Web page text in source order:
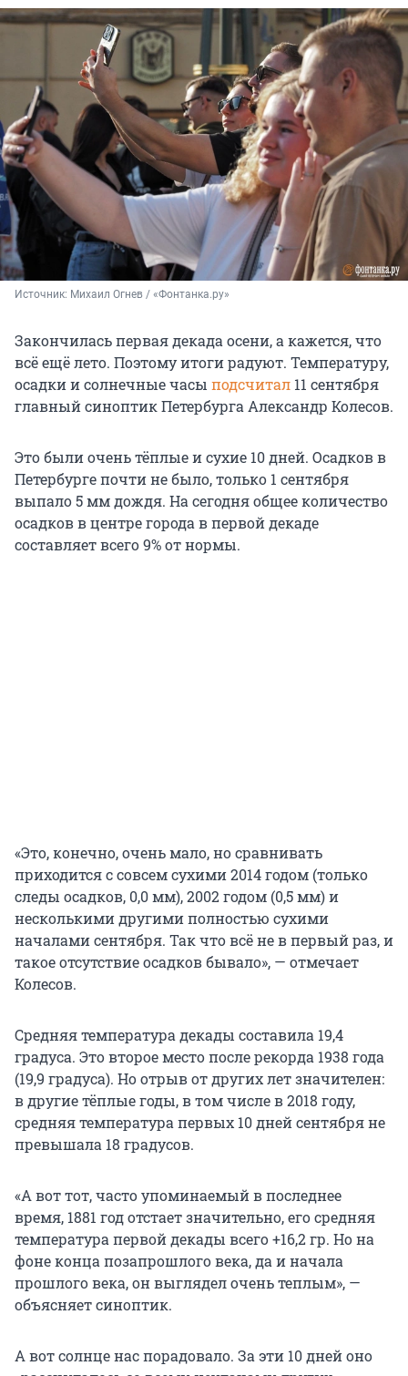
Источник: Михаил Огнев / «Фонтанка.ру»
Закончилась первая декада осени, а кажется, что
всё ещё лето. Поэтому итоги радуют. Температуру,
осадки и солнечные часы подсчитал 11 сентября
главный синоптик Петербурга Александр Колесов.
Это были очень тёплые и сухие 10 дней. Осадков в
Петербурге почти не было, только 1 сентября
выпало 5 мм дождя. На сегодня общее количество
осадков в центре города в первой декаде
составляет всего 9% от нормы.
«Это, конечно, очень мало, но сравнивать
приходится с совсем сухими 2014 годом (только
следы осадков, 0,0 мм), 2002 годом (0,5 мм) и
несколькими другими полностью сухими
началами сентября. Так что всё не в первый раз, и
такое отсутствие осадков бывало», — отмечает
Колесов.
Средняя температура декады составила 19,4
градуса. Это второе место после рекорда 1938 года
(19,9 градуса). Но отрыв от других лет значителен:
в другие тёплые годы, в том числе в 2018 году,
средняя температура первых 10 дней сентября не
превышала 18 градусов.
«А вот тот, часто упоминаемый в последнее
время, 1881 год отстает значительно, его средняя
температура первой декады всего +16,2 гр. Но на
фоне конца позапрошлого века, да и начала
прошлого века, он выглядел очень теплым», —
объясняет синоптик.
А вот солнце нас порадовало. За эти 10 дней оно